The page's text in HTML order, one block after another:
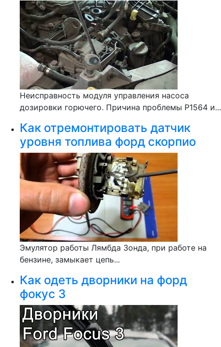
Неисправность модуля управления насоса
дозировки горючего. Причина проблемы Р1564 и...
Как отремонтировать датчик
уровня топлива форд скорпио
Эмулятор работы Лямбда Зонда, при работе на
бензине, замыкает цепь...
Как одеть дворники на форд
фокус 3